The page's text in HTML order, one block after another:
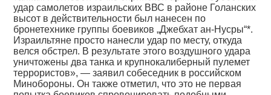
удар самолетов израильских ВВС в районе Голанских
высот в действительности был нанесен по
бронетехнике группы боевиков „Джебхат ан-Нусры“*.
Израильтяне просто нанесли удар по месту, откуда
велся обстрел. В результате этого воздушного удара
уничтожены два танка и крупнокалиберный пулемет
террористов», — заявил собеседник в российском
Минобороны. Он также отметил, что это не первая